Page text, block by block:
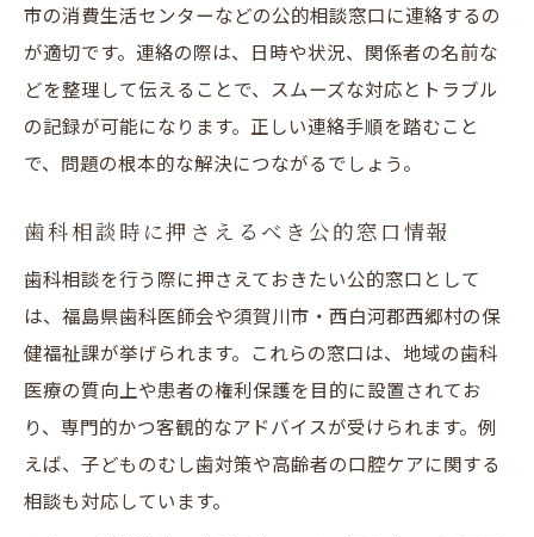
市の消費生活センターなどの公的相談窓口に連絡するの
が適切です。連絡の際は、日時や状況、関係者の名前な
どを整理して伝えることで、スムーズな対応とトラブル
の記録が可能になります。正しい連絡手順を踏むこと
で、問題の根本的な解決につながるでしょう。
歯科相談時に押さえるべき公的窓口情報
歯科相談を行う際に押さえておきたい公的窓口として
は、福島県歯科医師会や須賀川市・西白河郡西郷村の保
健福祉課が挙げられます。これらの窓口は、地域の歯科
医療の質向上や患者の権利保護を目的に設置されてお
り、専門的かつ客観的なアドバイスが受けられます。例
えば、子どものむし歯対策や高齢者の口腔ケアに関する
相談も対応しています。